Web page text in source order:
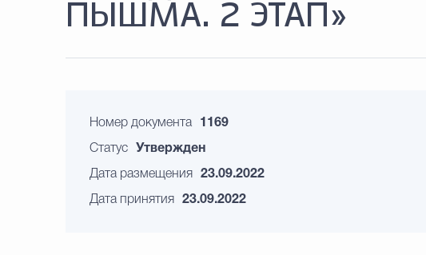
ПЫШМА. 2 ЭТАП»
Номер документа 1169
Статус Утвержден
Дата размещения 23.09.2022
Дата принятия 23.09.2022